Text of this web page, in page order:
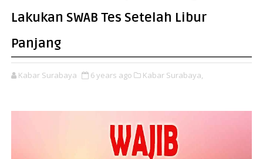
Lakukan SWAB Tes Setelah Libur
Panjang
Kabar Surabaya 6 years ago Kabar Surabaya,